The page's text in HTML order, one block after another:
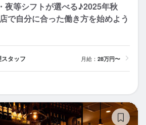
夜等シフトが選べる♪2025年秋
で自分に合った働き方を始めよう
タッフ 月給： 28万円〜